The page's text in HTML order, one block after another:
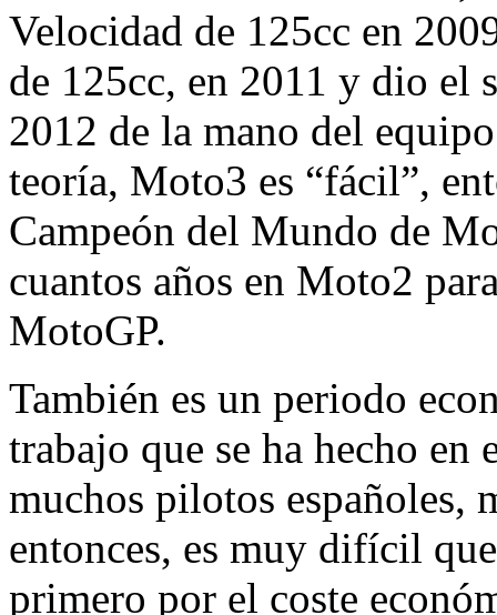
Velocidad de 125cc en
de 125cc, en 2011 y dio el
2012 de la mano del
teoría, Moto3 es “fácil”,
Campeón del Mundo de
cuantos años en Moto2
MotoGP.
También es un periodo
trabajo que se ha hecho en
muchos pilotos españoles,
entonces, es muy difícil
primero por el coste